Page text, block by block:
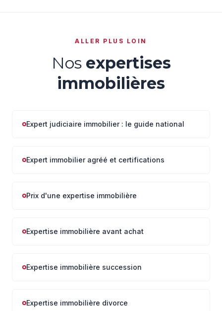
ALLER PLUS LOIN
Nos expertises
immobilières
Expert judiciaire immobilier : le guide national
Expert immobilier agréé et certifications
Prix d'une expertise immobilière
Expertise immobilière avant achat
Expertise immobilière succession
Expertise immobilière divorce